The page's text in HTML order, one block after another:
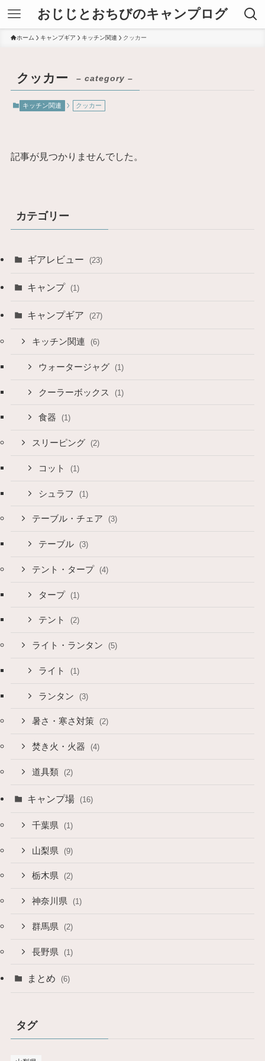
おじじとおちびのキャンプログ
ホーム キャンプギア キッチン関連 クッカー
クッカー – category –
キッチン関連 クッカー
記事が見つかりませんでした。
カテゴリー
ギアレビュー (23)
キャンプ (1)
キャンプギア (27)
キッチン関連 (6)
ウォータージャグ (1)
クーラーボックス (1)
食器 (1)
スリーピング (2)
コット (1)
シュラフ (1)
テーブル・チェア (3)
テーブル (3)
テント・タープ (4)
タープ (1)
テント (2)
ライト・ランタン (5)
ライト (1)
ランタン (3)
暑さ・寒さ対策 (2)
焚き火・火器 (4)
道具類 (2)
キャンプ場 (16)
千葉県 (1)
山梨県 (9)
栃木県 (2)
神奈川県 (1)
群馬県 (2)
長野県 (1)
まとめ (6)
タグ